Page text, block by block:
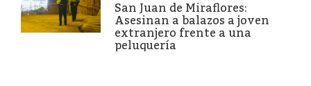
San Juan de Miraflores:
Asesinan a balazos a joven
extranjero frente a una
peluquería